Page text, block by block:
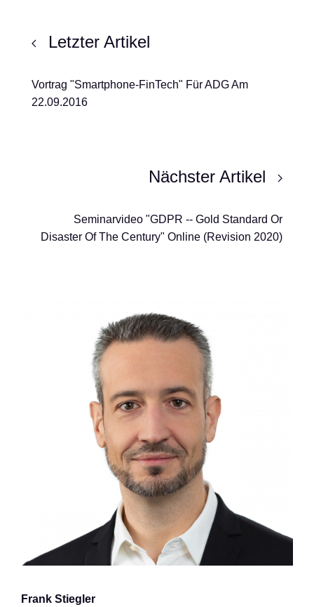
Letzter Artikel
Vortrag "Smartphone-FinTech" Für ADG Am
22.09.2016
Nächster Artikel
Seminarvideo "GDPR -- Gold Standard Or
Disaster Of The Century" Online (Revision 2020)
Frank Stiegler